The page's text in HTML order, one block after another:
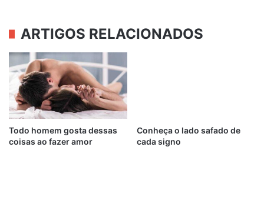
ARTIGOS RELACIONADOS
Todo homem gosta dessas
coisas ao fazer amor
Conheça o lado safado de
cada signo